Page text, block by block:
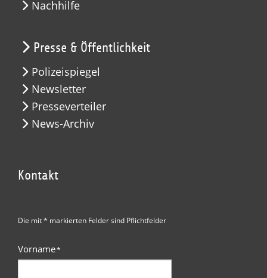
Nachhilfe
Presse & Öffentlichkeit
Polizeispiegel
Newsletter
Presseverteiler
News-Archiv
Kontakt
Die mit * markierten Felder sind Pflichtfelder
Vorname*